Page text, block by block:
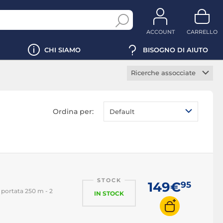
ACCOUNT CARRELLO
CHI SIAMO BISOGNO DI AIUTO
Ricerche assocciate
Microfono smartphone
Ordina per: Default
250 m - 2
STOCK
IN STOCK 149€95